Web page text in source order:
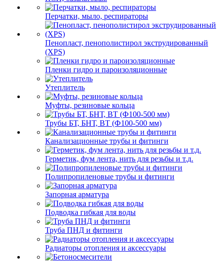
Перчатки, мыло, респираторы
Пенопласт, пенополистирол экструдированный
(XPS)
Пленки гидро и пароизоляционные
Утеплитель
Муфты, резиновые кольца
Трубы БТ, БНТ, ВТ (Ф100-500 мм)
Канализационные трубы и фитинги
Герметик, фум лента, нить для резьбы и т.д.
Полипропиленовые трубы и фитинги
Запорная арматура
Подводка гибкая для воды
Труба ПНД и фитинги
Радиаторы отопления и аксессуары